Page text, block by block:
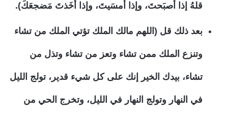
قلهُ إذا أصبَحتَ، وإذا أمسَيتَ، وإذا أخَذتَ مَضجعَكَ).
بعد ذلك قل (اللهم مالك الملك تؤتي الملك من تشاء
وتنزع الملك ممن تشاء وتعز من تشاء وتذل من
تشاء، بيدك الخير إنك على كل شيء قدير، تولج الليل
في النهار وتولج النهار في الليل، وتخرج الحي من